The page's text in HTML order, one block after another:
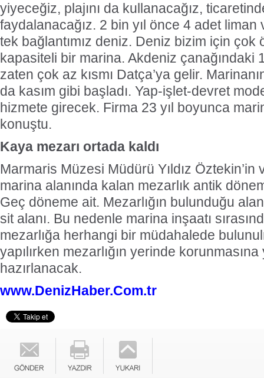
yiyeceğiz, plajını da kullanacağız,
faydalanacağız. 2 bin yıl önce 4 adet liman
tek bağlantımız deniz. Deniz bizim için çok
kapasiteli bir marina. Akdeniz çanağındaki
zaten çok az kısmı Datça’ya gelir.
da kasım gibi başladı. Yap-işlet-devret
hizmete girecek. Firma 23 yıl boyunca
konuştu.
Kaya mezarı ortada kaldı
Marmaris Müzesi Müdürü Yıldız
marina alanında kalan mezarlık antik
Geç döneme ait. Mezarlığın bulunduğu
sit alanı. Bu nedenle marina inşaatı
mezarlığa herhangi bir müdahalede
yapılırken mezarlığın yerinde
hazırlanacak.
www.DenizHaber.Com.tr